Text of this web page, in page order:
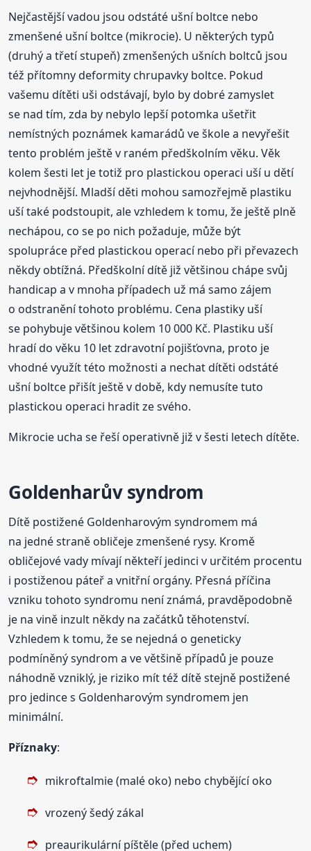
Nejčastější vadou jsou odstáté ušní boltce nebo
zmenšené ušní boltce (mikrocie). U některých typů
(druhý a třetí stupeň) zmenšených ušních boltců jsou
též přítomny deformity chrupavky boltce. Pokud
vašemu dítěti uši odstávají, bylo by dobré zamyslet
se nad tím, zda by nebylo lepší potomka ušetřit
nemístných poznámek kamarádů ve škole a nevyřešit
tento problém ještě v raném předškolním věku. Věk
kolem šesti let je totiž pro plastickou operaci uší u dětí
nejvhodnější. Mladší děti mohou samozřejmě plastiku
uší také podstoupit, ale vzhledem k tomu, že ještě plně
nechápou, co se po nich požaduje, může být
spolupráce před plastickou operací nebo při převazech
někdy obtížná. Předškolní dítě již většinou chápe svůj
handicap a v mnoha případech už má samo zájem
o odstranění tohoto problému. Cena plastiky uší
se pohybuje většinou kolem 10 000 Kč. Plastiku uší
hradí do věku 10 let zdravotní pojišťovna, proto je
vhodné využít této možnosti a nechat dítěti odstáté
ušní boltce přišít ještě v době, kdy nemusíte tuto
plastickou operaci hradit ze svého.
Mikrocie ucha se řeší operativně již v šesti letech dítěte.
Goldenharův syndrom
Dítě postižené Goldenharovým syndromem má
na jedné straně obličeje zmenšené rysy. Kromě
obličejové vady mívají někteří jedinci v určitém procentu
i postiženou páteř a vnitřní orgány. Přesná příčina
vzniku tohoto syndromu není známá, pravděpodobně
je na vině inzult někdy na začátků těhotenství.
Vzhledem k tomu, že se nejedná o geneticky
podmíněný syndrom a ve většině případů je pouze
náhodně vzniklý, je riziko mít též dítě stejně postižené
pro jedince s Goldenharovým syndromem jen
minimální.
Příznaky:
mikroftalmie (malé oko) nebo chybějící oko
vrozený šedý zákal
preaurikulární píštěle (před uchem)